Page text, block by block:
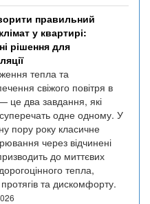
правильний
у квартирі:
рішення для
тепла та
свіжого повітря в
це два завдання, які
одне одному. У
пору року класичне
через відчинені
до миттєвих
тепла,
та дискомфорту.